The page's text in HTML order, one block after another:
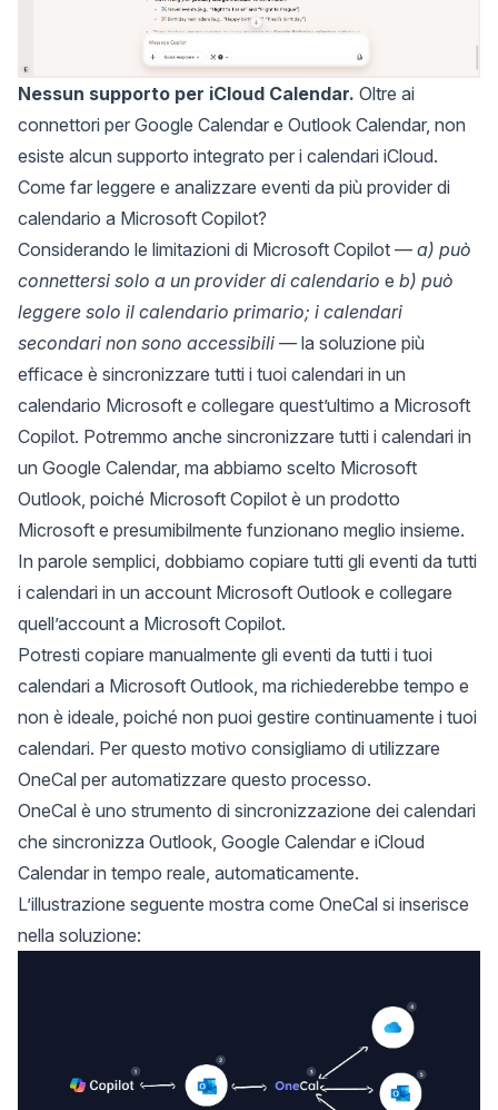
Nessun supporto per iCloud Calendar. Oltre ai
connettori per Google Calendar e Outlook Calendar, non
esiste alcun supporto integrato per i calendari iCloud.
Come far leggere e analizzare eventi da più provider di
calendario a Microsoft Copilot?
Considerando le limitazioni di Microsoft Copilot — a) può
connettersi solo a un provider di calendario e b) può
leggere solo il calendario primario; i calendari
secondari non sono accessibili — la soluzione più
efficace è sincronizzare tutti i tuoi calendari in un
calendario Microsoft e collegare quest’ultimo a Microsoft
Copilot. Potremmo anche sincronizzare tutti i calendari in
un Google Calendar, ma abbiamo scelto Microsoft
Outlook, poiché Microsoft Copilot è un prodotto
Microsoft e presumibilmente funzionano meglio insieme.
In parole semplici, dobbiamo copiare tutti gli eventi da tutti
i calendari in un account Microsoft Outlook e collegare
quell’account a Microsoft Copilot.
Potresti copiare manualmente gli eventi da tutti i tuoi
calendari a Microsoft Outlook, ma richiederebbe tempo e
non è ideale, poiché non puoi gestire continuamente i tuoi
calendari. Per questo motivo consigliamo di utilizzare
OneCal per automatizzare questo processo.
OneCal è uno strumento di sincronizzazione dei calendari
che sincronizza Outlook, Google Calendar e iCloud
Calendar in tempo reale, automaticamente.
L’illustrazione seguente mostra come OneCal si inserisce
nella soluzione: